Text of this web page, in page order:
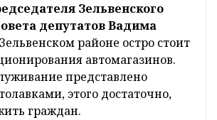
Зельвенского
депутатов Вадима
районе остро стоит
автомагазинов.
представлено
этого достаточно,
граждан.